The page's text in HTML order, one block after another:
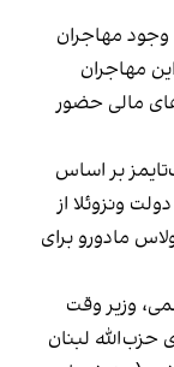
وجود مهاجران
مهاجران
مالی حضور
بر اساس
ونزوئلا از
مادورو برای
وزیر وقت
حزب‌‌الله لبنان